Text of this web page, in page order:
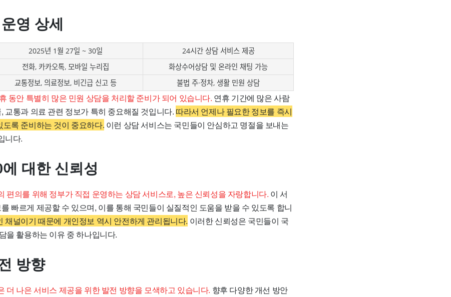
영 상세
2025년 1월 27일 ~ 30일
24시간 상담 서비스 제공
전화, 카카오톡, 모바일 누리집
화상수어상담 및 온라인 채팅 가능
교통정보, 의료정보, 비긴급 신고 등 불법 주·정차, 생활 민원 상담
동안 특별히 많은 민원 상담을 처리할 준비가 되어 있습니다. 연휴 기간에 많은 사람
교통과 의료 관련 정보가 특히 중요해질 것입니다. 따라서 언제나 필요한 정보를 즉시
도록 준비하는 것이 중요하다. 이런 상담 서비스는 국민들이 안심하고 명절을 보내는
니다.
대한 신뢰성
편의를 위해 정부가 직접 운영하는 상담 서비스로, 높은 신뢰성을 자랑합니다. 이 서
빠르게 제공할 수 있으며, 이를 통해 국민들이 실질적인 도움을 받을 수 있도록 합니
채널이기 때문에 개인정보 역시 안전하게 관리됩니다. 이러한 신뢰성은 국민들이 국
을 활용하는 이유 중 하나입니다.
방향
더 나은 서비스 제공을 위한 발전 방향을 모색하고 있습니다. 향후 다양한 개선 방안